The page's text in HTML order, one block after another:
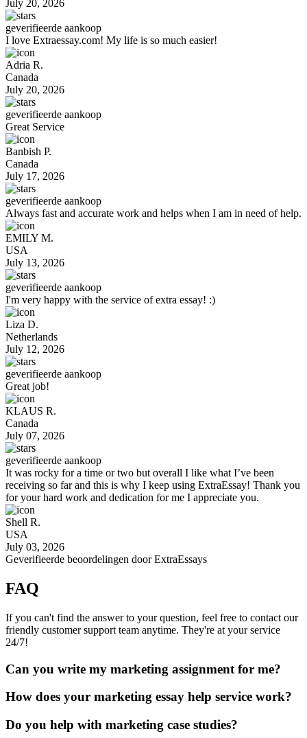
July 20, 2026
geverifieerde aankoop
I love Extraessay.com! My life is so much easier!
Adria R.
Canada
July 20, 2026
geverifieerde aankoop
Great Service
Banbish P.
Canada
July 17, 2026
geverifieerde aankoop
Always fast and accurate work and helps when I am in need of help.
EMILY M.
USA
July 13, 2026
geverifieerde aankoop
I'm very happy with the service of extra essay! :)
Liza D.
Netherlands
July 12, 2026
geverifieerde aankoop
Great job!
KLAUS R.
Canada
July 07, 2026
geverifieerde aankoop
It was rocky for a time or two but overall I like what I’ve been
receiving so far and this is why I keep using ExtraEssay! Thank you
for your hard work and dedication for me I appreciate you.
Shell R.
USA
July 03, 2026
Geverifieerde beoordelingen doorExtraEssays
FAQ
If you can't find the answer to your question, feel free to contact our
friendly customer support team anytime. They're at your service
24/7!
Can you write my marketing assignment for me?
How does your marketing essay help service work?
Do you help with marketing case studies?